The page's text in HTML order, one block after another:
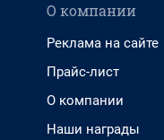
О компании
Реклама на сайте
Прайс-лист
О компании
Наши награды